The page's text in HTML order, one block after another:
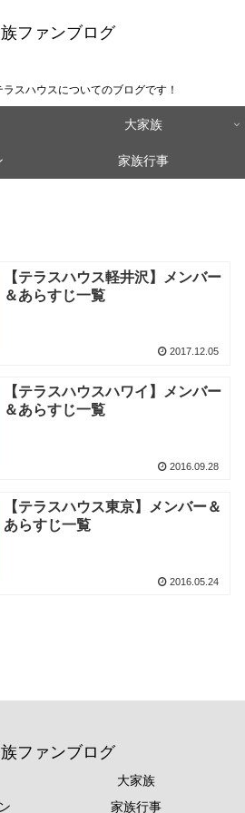
ファンブログ
スハウスについてのブログです！
大家族
家族行事
【テラスハウス軽井沢】メンバー
＆あらすじ一覧
2017.12.05
【テラスハウスハワイ】メンバー
＆あらすじ一覧
2016.09.28
【テラスハウス東京】メンバー＆
あらすじ一覧
2016.05.24
ファンブログ
大家族
家族行事